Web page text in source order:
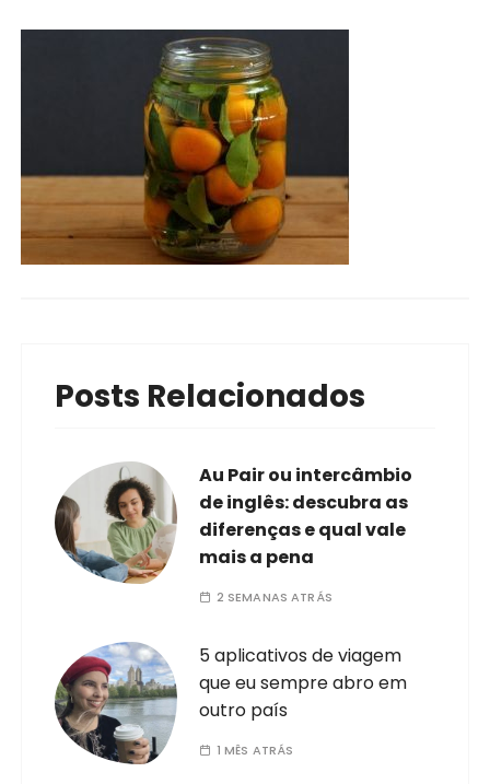
Posts Relacionados
Au Pair ou intercâmbio
de inglês: descubra as
diferenças e qual vale
mais a pena
2 SEMANAS ATRÁS
5 aplicativos de viagem
que eu sempre abro em
outro país
1 MÊS ATRÁS